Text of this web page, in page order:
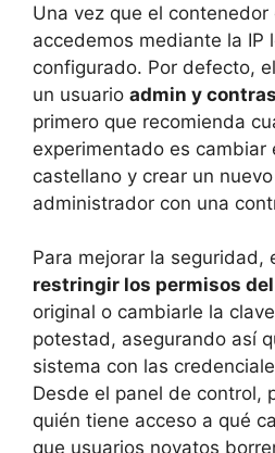
Una vez que el
accedemos mediante la IP
configurado. Por defecto,
un usuario admin y
primero que recomienda
experimentado es cambiar
castellano y crear un
administrador con una
Para mejorar la seguridad,
restringir los permisos
original o cambiarle la
potestad, asegurando así
sistema con las
Desde el panel de control,
quién tiene acceso a qué
que usuarios novatos